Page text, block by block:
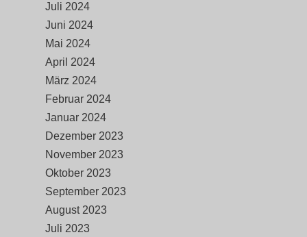
Juli 2024
Juni 2024
Mai 2024
April 2024
März 2024
Februar 2024
Januar 2024
Dezember 2023
November 2023
Oktober 2023
September 2023
August 2023
Juli 2023